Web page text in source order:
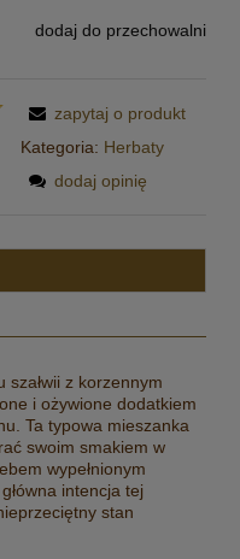
dodaj do przechowalni
zapytaj o produkt
Kategoria: Herbaty
dodaj opinię
szałwii z korzennym
i ożywione dodatkiem
Ta typowa mieszanka
swoim smakiem w
wypełnionym
intencja tej
stan